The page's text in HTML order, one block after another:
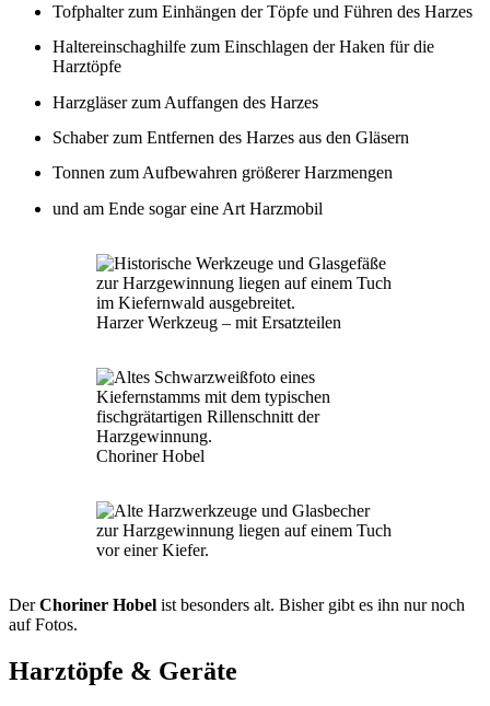
Tofphalter zum Einhängen der Töpfe und Führen des Harzes
Haltereinschaghilfe zum Einschlagen der Haken für die
Harztöpfe
Harzgläser zum Auffangen des Harzes
Schaber zum Entfernen des Harzes aus den Gläsern
Tonnen zum Aufbewahren größerer Harzmengen
und am Ende sogar eine Art Harzmobil
Harzer Werkzeug – mit Ersatzteilen
Choriner Hobel
DerChoriner Hobel ist besonders alt. Bisher gibt es ihn nur noch
auf Fotos.
Harztöpfe & Geräte